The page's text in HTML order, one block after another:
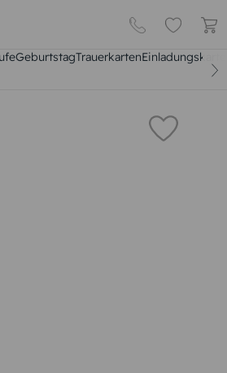
GeburtstagTrauerkarten